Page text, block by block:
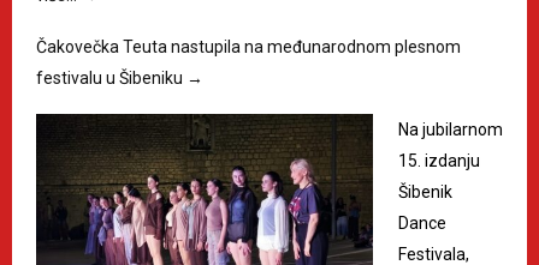
Čakovečka Teuta nastupila na međunarodnom plesnom
festivalu u Šibeniku →
Na jubilarnom
15. izdanju
Šibenik
Dance
Festivala,